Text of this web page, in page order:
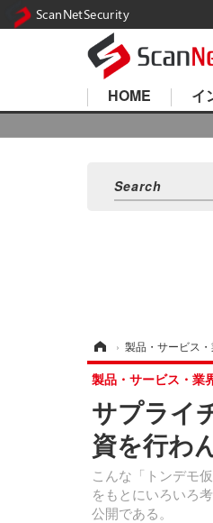
HOME イ
› 製品・サービス
サプライ
資を行わ
こんな「トンデモ
をもとにいろいろ
公開である。
製品・サービス・業
ScanNetSecurity